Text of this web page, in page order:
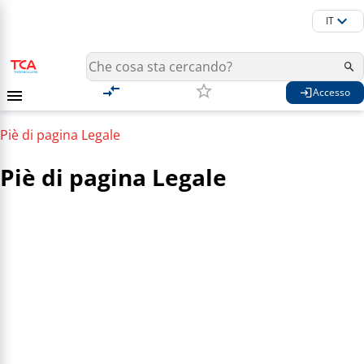
IT
Accesso
Piè di pagina Legale
Piè di pagina Legale